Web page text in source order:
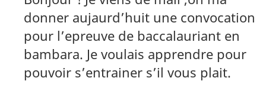
donner aujaurd’huit une convocation
pour l’epreuve de baccalauriant en
bambara. Je voulais apprendre pour
pouvoir s’entrainer s’il vous plait.